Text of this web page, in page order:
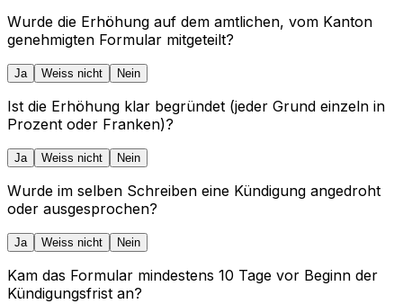
Wurde die Erhöhung auf dem amtlichen, vom Kanton
genehmigten Formular mitgeteilt?
Ja Weiss nicht Nein
Ist die Erhöhung klar begründet (jeder Grund einzeln in
Prozent oder Franken)?
Ja Weiss nicht Nein
Wurde im selben Schreiben eine Kündigung angedroht
oder ausgesprochen?
Ja Weiss nicht Nein
Kam das Formular mindestens 10 Tage vor Beginn der
Kündigungsfrist an?